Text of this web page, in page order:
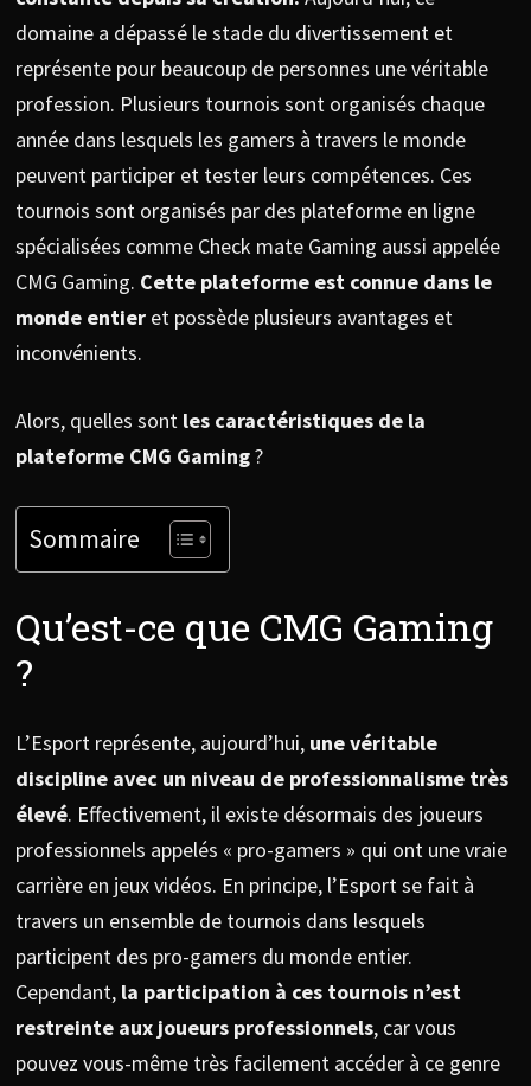
domaine a dépassé le stade du divertissement et
représente pour beaucoup de personnes une véritable
profession. Plusieurs tournois sont organisés chaque
année dans lesquels les gamers à travers le monde
peuvent participer et tester leurs compétences. Ces
tournois sont organisés par des plateforme en ligne
spécialisées comme Check mate Gaming aussi appelée
CMG Gaming. Cette plateforme est connue dans le
monde entieret possède plusieurs avantages et
inconvénients.
Alors, quelles sontles caractéristiques de la
plateforme CMG Gaming?
Sommaire
Qu’est-ce que CMG Gaming
?
L’Esport représente, aujourd’hui, une véritable
discipline avec un niveau de professionnalisme très
élevé. Effectivement, il existe désormais des joueurs
professionnels appelés « pro-gamers » qui ont une vraie
carrière en jeux vidéos. En principe, l’Esport se fait à
travers un ensemble de tournois dans lesquels
participent des pro-gamers du monde entier.
Cependant,la participation à ces tournois n’est
restreinte aux joueurs professionnels, car vous
pouvez vous-même très facilement accéder à ce genre